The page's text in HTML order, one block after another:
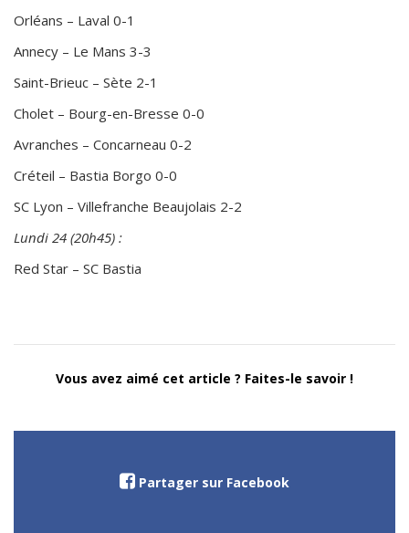
Orléans – Laval 0-1
Annecy – Le Mans 3-3
Saint-Brieuc – Sète 2-1
Cholet – Bourg-en-Bresse 0-0
Avranches – Concarneau 0-2
Créteil – Bastia Borgo 0-0
SC Lyon – Villefranche Beaujolais 2-2
Lundi 24 (20h45) :
Red Star – SC Bastia
Vous avez aimé cet article ? Faites-le savoir !
Partager sur Facebook